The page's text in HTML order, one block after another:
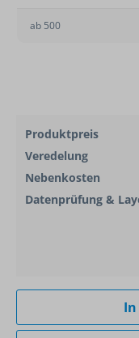
ab 500
Produktpreis
Veredelung
Nebenkosten
Datenprüfung &